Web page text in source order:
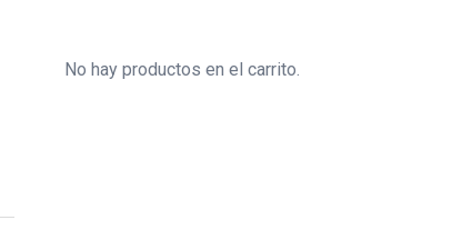
No hay productos en el carrito.